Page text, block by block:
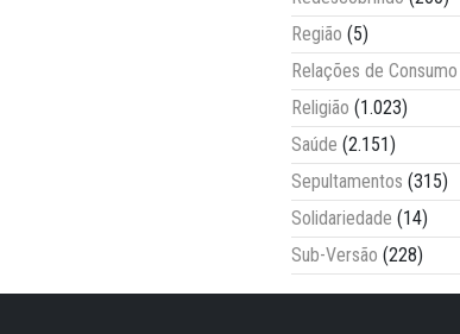
Região (5)
Relações de Consumo
Religião (1.023)
Saúde (2.151)
Sepultamentos (315)
Solidariedade (14)
Sub-Versão (228)